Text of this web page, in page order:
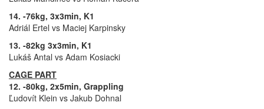
14. -76kg, 3x3min, K1
Adriál Ertel vs Maciej Karpinsky
13. -82kg 3x3min, K1
Lukáš Antal vs Adam Kosiacki
CAGE PART
12. -80kg, 2x5min, Grappling
Ľudovít Klein vs Jakub Dohnal